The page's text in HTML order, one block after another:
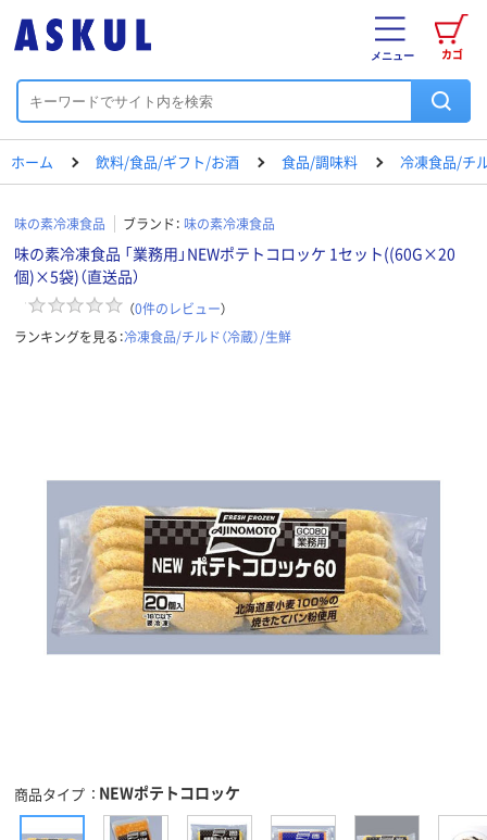
カゴ
メニュー
ホーム 飲料/食品/ギフト/お酒 食品/調味料 冷凍食品/チ
味の素冷凍食品 ブランド： 味の素冷凍食品
味の素冷凍食品 「業務用」NEWポテトコロッケ 1セット((60G×20
個)×5袋)（直送品）
（0件のレビュー）
ランキングを見る：冷凍食品/チルド（冷蔵）/生鮮
商品タイプ NEWポテトコロッケ